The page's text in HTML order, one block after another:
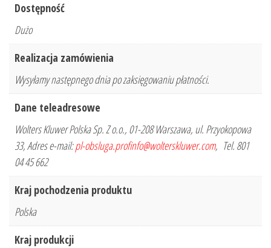
Dostępność
Dużo
Realizacja zamówienia
Wysyłamy następnego dnia po zaksięgowaniu płatności.
Dane teleadresowe
Wolters Kluwer Polska Sp. Z o.o., 01-208 Warszawa, ul. Przyokopowa
33, Adres e-mail:pl-obsluga.profinfo@wolterskluwer.com, Tel. 801
04 45 662
Kraj pochodzenia produktu
Polska
Kraj produkcji